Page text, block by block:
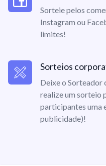
Sorteie pelos
Instagram ou
limites!
Sorteios
Deixe o Sorteador
realize um sorteio
participantes uma
publicidade)!